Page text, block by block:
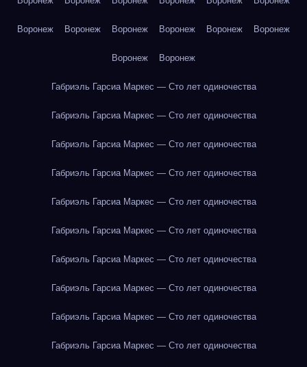
Воронеж Воронеж Воронеж Воронеж Воронеж Воронеж
Воронеж Воронеж
Габриэль Гарсиа Маркес — Сто лет одиночества
Габриэль Гарсиа Маркес — Сто лет одиночества
Габриэль Гарсиа Маркес — Сто лет одиночества
Габриэль Гарсиа Маркес — Сто лет одиночества
Габриэль Гарсиа Маркес — Сто лет одиночества
Габриэль Гарсиа Маркес — Сто лет одиночества
Габриэль Гарсиа Маркес — Сто лет одиночества
Габриэль Гарсиа Маркес — Сто лет одиночества
Габриэль Гарсиа Маркес — Сто лет одиночества
Габриэль Гарсиа Маркес — Сто лет одиночества